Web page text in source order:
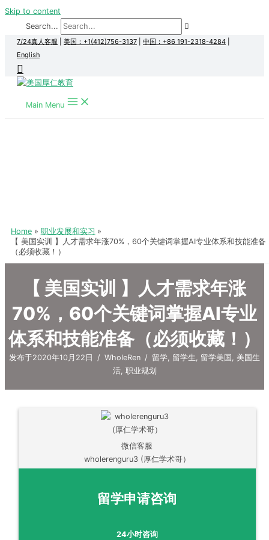
Skip to content
Search...
7/24真人客服 美国：+1(412)756-3137 中国：+86 191-2318-4284
English
Main Menu
Home
职业发展和实习
【 美国实训 】人才需求年涨70%，60个关键词掌握AI专业体系和技能准备
（必须收藏！）
【 美国实训 】人才需求年涨
70%，60个关键词掌握AI专业
体系和技能准备（必须收藏！）
发布于2020年10月22日 / WholeRen / 留学, 留学生, 留学美国 , 美国生
活, 职业规划
微信客服
wholerenguru3 (厚仁学术哥）
留学申请咨询
24小时咨询